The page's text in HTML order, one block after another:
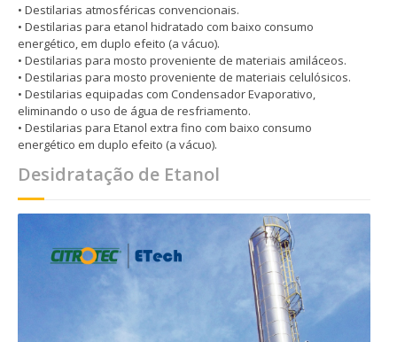
• Destilarias atmosféricas convencionais.
• Destilarias para etanol hidratado com baixo consumo
energético, em duplo efeito (a vácuo).
• Destilarias para mosto proveniente de materiais amiláceos.
• Destilarias para mosto proveniente de materiais celulósicos.
• Destilarias equipadas com Condensador Evaporativo,
eliminando o uso de água de resfriamento.
• Destilarias para Etanol extra fino com baixo consumo
energético em duplo efeito (a vácuo).
Desidratação de Etanol